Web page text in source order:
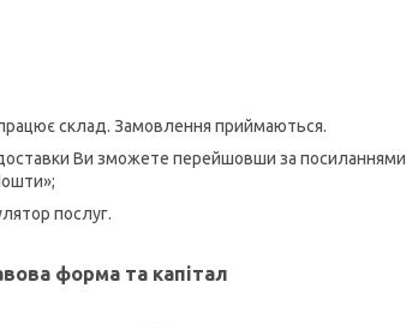
склад. Замовлення приймаються.
Ви зможете перейшовши за
послуг.
форма та капітал